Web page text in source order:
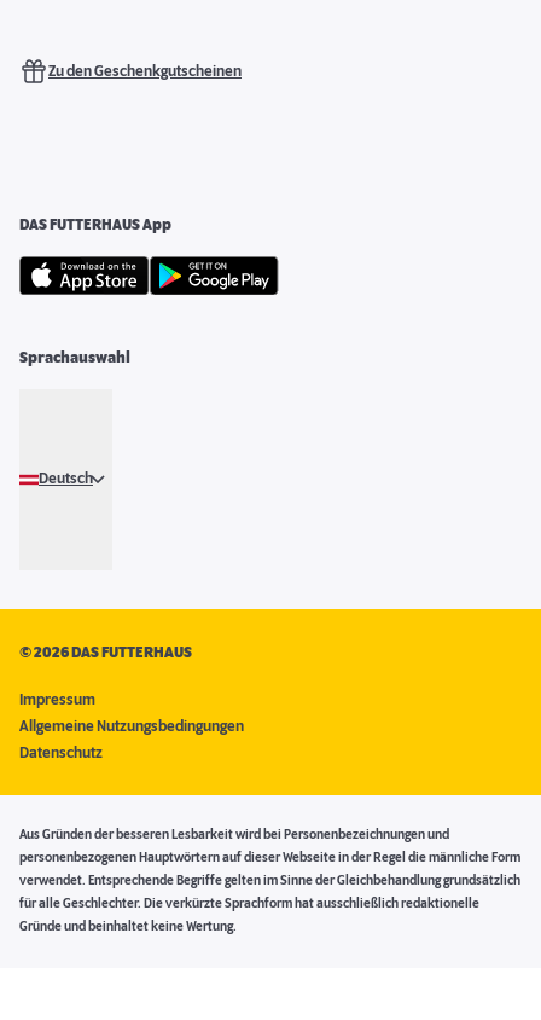
Zu den Geschenkgutscheinen
DAS FUTTERHAUS App
Sprachauswahl
Deutsch
©2026 DAS FUTTERHAUS
Impressum
Allgemeine Nutzungsbedingungen
Datenschutz
Aus Gründen der besseren Lesbarkeit wird bei Personenbezeichnungen und
personenbezogenen Hauptwörtern auf dieser Webseite in der Regel die männliche Form
verwendet. Entsprechende Begriffe gelten im Sinne der Gleichbehandlung grundsätzlich
für alle Geschlechter. Die verkürzte Sprachform hat ausschließlich redaktionelle
Gründe und beinhaltet keine Wertung.